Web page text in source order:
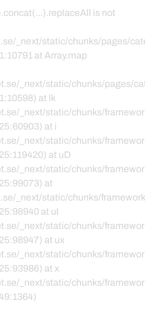
is not
_next/static/chunks/pages/
at Array.map
_next/static/chunks/pages/
at lk
_next/static/chunks/
at i
_next/static/chunks/
at uD
_next/static/chunks/
at
_next/static/chunks/
at uI
_next/static/chunks/
at ux
_next/static/chunks/
at x
_next/static/chunks/